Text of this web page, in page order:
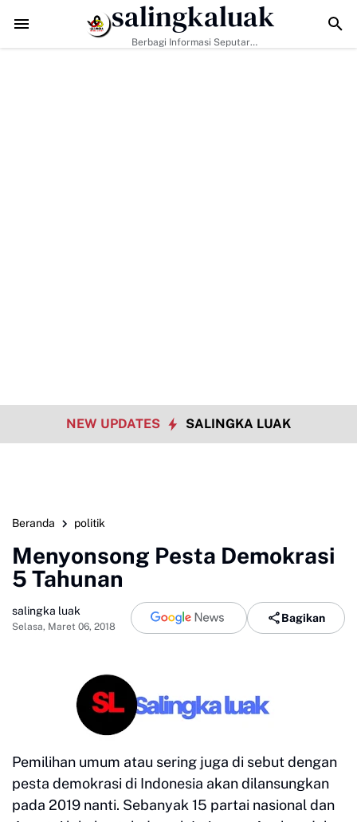
Hanya Tugas Pemerintah, H. Ilson Cong Dorong Keluarga dan
salingkaluak
Berbagi Informasi Seputar
NEW UPDATES SALINGKA LUAK
Beranda politik
Menyonsong Pesta Demokrasi
5 Tahunan
salingka luak
Selasa, Maret 06, 2018
Bagikan
Pemilihan umum atau sering juga di sebut dengan
pesta demokrasi di Indonesia akan dilansungkan
pada 2019 nanti. Sebanyak 15 partai nasional dan